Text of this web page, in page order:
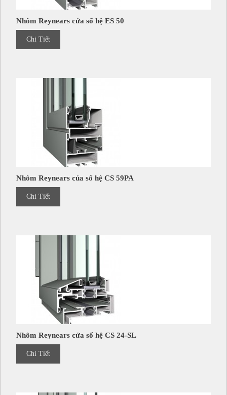
Nhôm Reynears cửa sổ hệ ES 50
Chi Tiết
Nhôm Reynears của sổ hệ CS 59PA
Chi Tiết
Nhôm Reynears cửa sổ hệ CS 24-SL
Chi Tiết